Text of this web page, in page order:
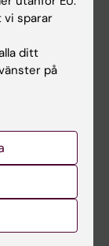
vi sparar
ditt
på